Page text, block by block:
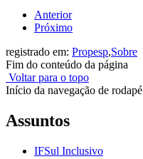
Anterior
Próximo
registrado em: Propesp,Sobre
Fim do conteúdo da página
Voltar para o topo
Início da navegação de rodapé
Assuntos
IFSul Inclusivo